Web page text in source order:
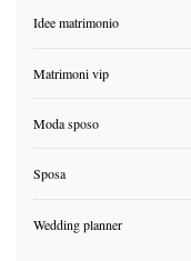
Idee matrimonio
Matrimoni vip
Moda sposo
Sposa
Wedding planner